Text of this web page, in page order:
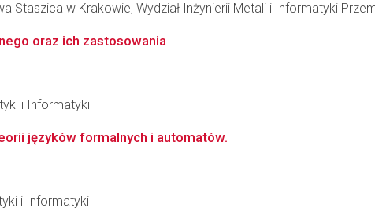
Staszica w Krakowie, Wydział Inżynierii Metali i Informatyki
oraz ich zastosowania
i Informatyki
języków formalnych i automatów.
i Informatyki